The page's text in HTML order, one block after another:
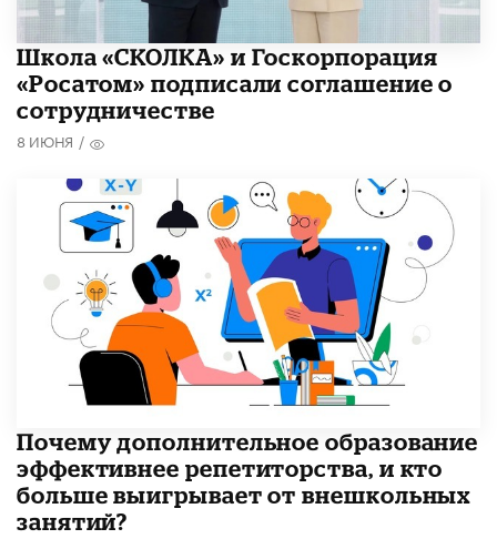
Школа «СКОЛКА» и Госкорпорация
«Росатом» подписали соглашение о
сотрудничестве
8 ИЮНЯ /
​Почему дополнительное образование
эффективнее репетиторства, и кто
больше выигрывает от внешкольных
занятий?